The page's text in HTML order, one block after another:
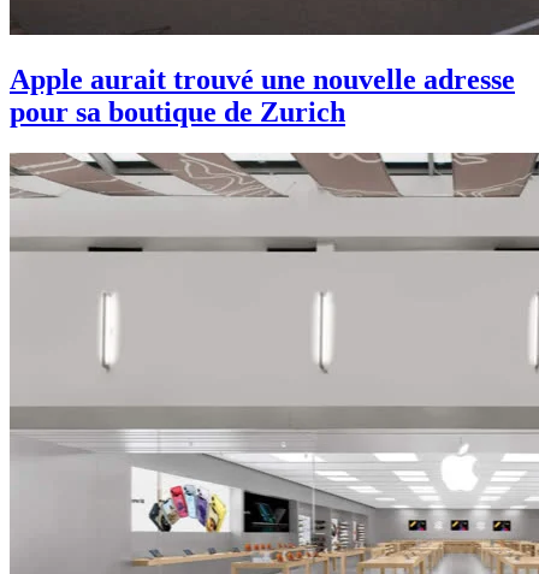
Apple aurait trouvé une nouvelle adresse
pour sa boutique de Zurich